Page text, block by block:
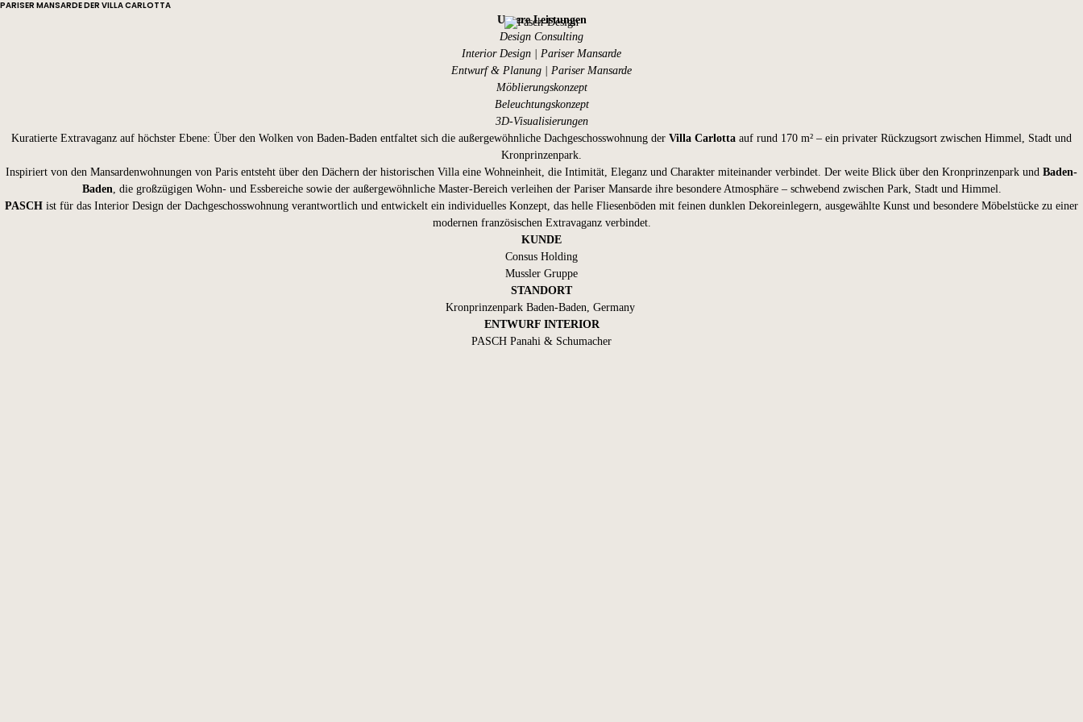
PARISER MANSARDE DER VILLA CARLOTTA
Unsere Leistungen
Design Consulting
Interior Design | Pariser Mansarde
Entwurf & Planung | Pariser Mansarde
Möblierungskonzept
Beleuchtungskonzept
3D-Visualisierungen
Kuratierte Extravaganz auf höchster Ebene: Über den Wolken von Baden-Baden entfaltet sich die außergewöhnliche Dachgeschosswohnung der Villa Carlotta auf rund 170 m² – ein privater Rückzugsort zwischen Himmel, Stadt und
Kronprinzenpark.
Inspiriert von den Mansardenwohnungen von Paris entsteht über den Dächern der historischen Villa eine Wohneinheit, die Intimität, Eleganz und Charakter miteinander verbindet. Der weite Blick über den Kronprinzenpark und Baden-
Baden, die großzügigen Wohn- und Essbereiche sowie der außergewöhnliche Master-Bereich verleihen der Pariser Mansarde ihre besondere Atmosphäre – schwebend zwischen Park, Stadt und Himmel.
PASCH ist für das Interior Design der Dachgeschosswohnung verantwortlich und entwickelt ein individuelles Konzept, das helle Fliesenböden mit feinen dunklen Dekoreinlegern, ausgewählte Kunst und besondere Möbelstücke zu einer
modernen französischen Extravaganz verbindet.
KUNDE
Consus Holding
Mussler Gruppe
STANDORT
Kronprinzenpark Baden-Baden, Germany
ENTWURF INTERIOR
PASCH Panahi & Schumacher